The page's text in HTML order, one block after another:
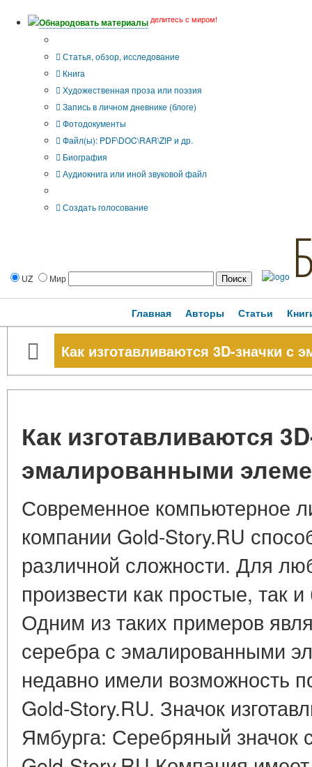
Обнародовать материалы делитесь с миром!
Статья, обзор, исследование
Книга
Художественная проза или поэзия
Запись в личном дневнике (блоге)
Фотодокументы
Файл(ы): PDF\DOC\RAR\ZIP и др.
Биография
Аудиокнига или иной звуковой файл
Создать голосование
UZ Мир
Главная Авторы Статьи
Как изготавливаются 3D-значки
Как изготавливаются
эмалированными
Современное компьютерное
компании Gold-Story.RU
различной сложности. Для
произвести как простые, так
Одним из таких примеров
серебра с эмалированными
недавно имели возможность
Gold-Story.RU. Значок
Ямбурга: Серебряный значок